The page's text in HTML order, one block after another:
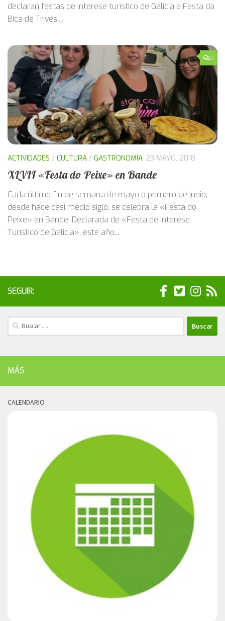
declaran festas de interese turístico de Galicia a Festa da
Bica de Trives,...
0
ACTIVIDADES / CULTURA / GASTRONOMÍA 23 MAYO, 2018
XLVII «Festa do Peixe» en Bande
Cada último fin de semana de mayo o primero de junio,
desde hace casi medio siglo, se celebra la «Festa do
Peixe» en Bande. Declarada de «Festa de Interese
Turístico de Galicia», este año...
SEGUIR:
Buscar:
MÁS
CALENDARIO